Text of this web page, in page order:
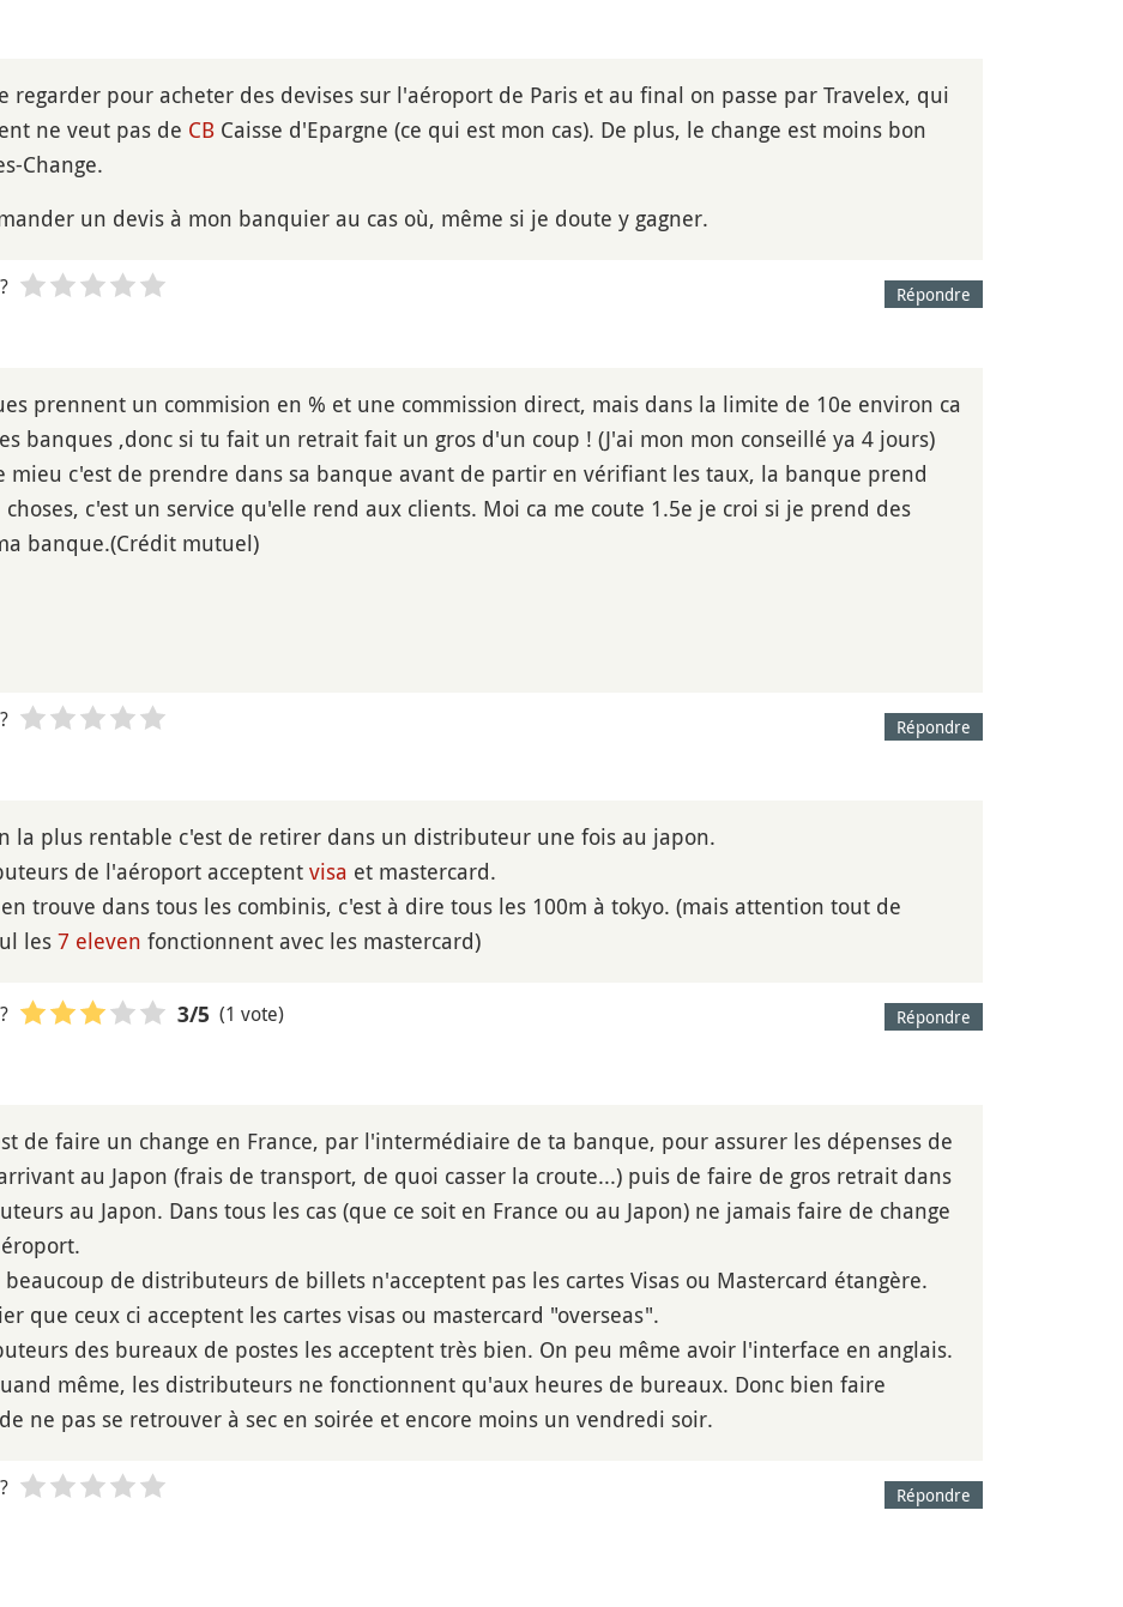
regarder pour acheter des devises sur l'aéroport de Paris et au final on passe par Travelex, qui
ne veut pas de CB Caisse d'Epargne (ce qui est mon cas). De plus, le change est moins bon
Change.
un devis à mon banquier au cas où, même si je doute y gagner.
Répondre
prennent un commision en % et une commission direct, mais dans la limite de 10e environ ca
banques ,donc si tu fait un retrait fait un gros d'un coup ! (J'ai mon mon conseillé ya 4 jours)
mieu c'est de prendre dans sa banque avant de partir en vérifiant les taux, la banque prend
choses, c'est un service qu'elle rend aux clients. Moi ca me coute 1.5e je croi si je prend des
banque.(Crédit mutuel)
Répondre
la plus rentable c'est de retirer dans un distributeur une fois au japon.
de l'aéroport acceptent visa et mastercard.
trouve dans tous les combinis, c'est à dire tous les 100m à tokyo. (mais attention tout de
les 7 eleven fonctionnent avec les mastercard)
Répondre
3/5 (1 vote)
de faire un change en France, par l'intermédiaire de ta banque, pour assurer les dépenses de
au Japon (frais de transport, de quoi casser la croute...) puis de faire de gros retrait dans
au Japon. Dans tous les cas (que ce soit en France ou au Japon) ne jamais faire de change
de distributeurs de billets n'acceptent pas les cartes Visas ou Mastercard étangère.
que ceux ci acceptent les cartes visas ou mastercard "overseas".
des bureaux de postes les acceptent très bien. On peu même avoir l'interface en anglais.
même, les distributeurs ne fonctionnent qu'aux heures de bureaux. Donc bien faire
ne pas se retrouver à sec en soirée et encore moins un vendredi soir.
Répondre